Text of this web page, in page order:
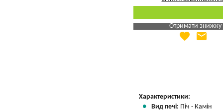
Отримати знижку
Яка Ваша ціна
favorite email
Характеристики:
Вид печі: Піч - Камін